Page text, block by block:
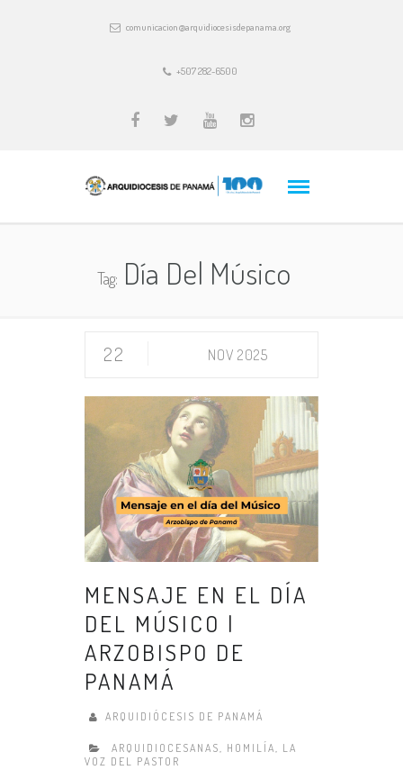
comunicacion@arquidiocesisdepanama.org
+507 282-6500
Tag:Día Del Músico
22 NOV 2025
MENSAJE EN EL DÍA
DEL MÚSICO |
ARZOBISPO DE
PANAMÁ
ARQUIDIÓCESIS DE PANAMÁ
ARQUIDIOCESANAS, HOMILÍA, LA
VOZ DEL PASTOR